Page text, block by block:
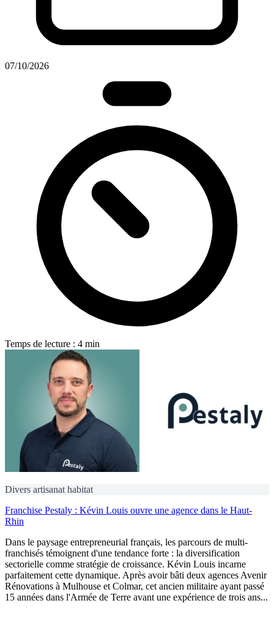
07/10/2026
Temps de lecture : 4 min
Divers artisanat habitat
Franchise Pestaly : Kévin Louis ouvre une agence dans le Haut-
Rhin
Dans le paysage entrepreneurial français, les parcours de multi-
franchisés témoignent d'une tendance forte : la diversification
sectorielle comme stratégie de croissance. Kévin Louis incarne
parfaitement cette dynamique. Après avoir bâti deux agences Avenir
Rénovations à Mulhouse et Colmar, cet ancien militaire ayant passé
15 années dans l'Armée de Terre avant une expérience de trois ans...